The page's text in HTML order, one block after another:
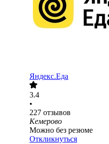
Яндекс.Еда
3.4
•
227 отзывов
Кемерово
Можно без резюме
Откликнуться